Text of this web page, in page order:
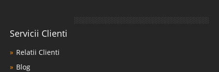
Servicii Clienti
Relatii Clienti
Blog